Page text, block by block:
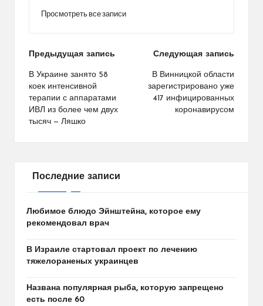
Просмотреть все записи
Навигация
по
записям
Предыдущая запись
В Украине занято 58
коек интенсивной
терапии с аппаратами
ИВЛ из более чем двух
тысяч — Ляшко
Следующая запись
В Винницкой области
зарегистрировано уже
417 инфицированных
коронавирусом
Последние записи
Любимое блюдо Эйнштейна, которое ему
рекомендовал врач
В Израиле стартовал проект по лечению
тяжелораненых украинцев
Названа популярная рыба, которую запрещено
есть после 60